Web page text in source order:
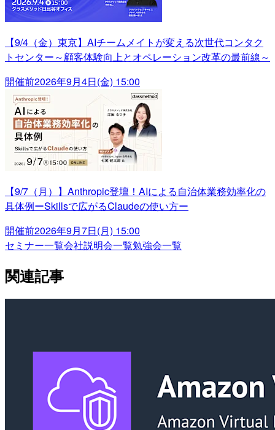
【9/4（金）東京】AIチームメイトが変える次世代コンタク
トセンター～顧客体験向上とオペレーション改革の最前線～
開催前2026年9月4日(金) 15:00
【9/7（月）】Anthropic登壇！AIによる自治体業務効率化の
具体例ーSkillsで広がるClaudeの使い方ー
開催前2026年9月7日(月) 15:00
セミナー一覧会社説明会一覧勉強会一覧
関連記事